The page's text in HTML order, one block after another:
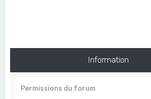
Information
Permissions du forum